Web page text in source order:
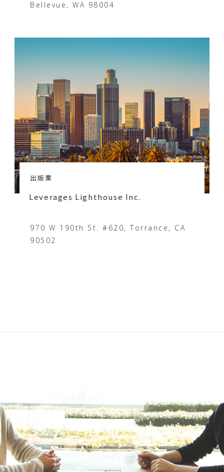
Bellevue, WA 98004
出版業
Leverages Lighthouse Inc.
970 W 190th St. #620, Torrance, CA
90502